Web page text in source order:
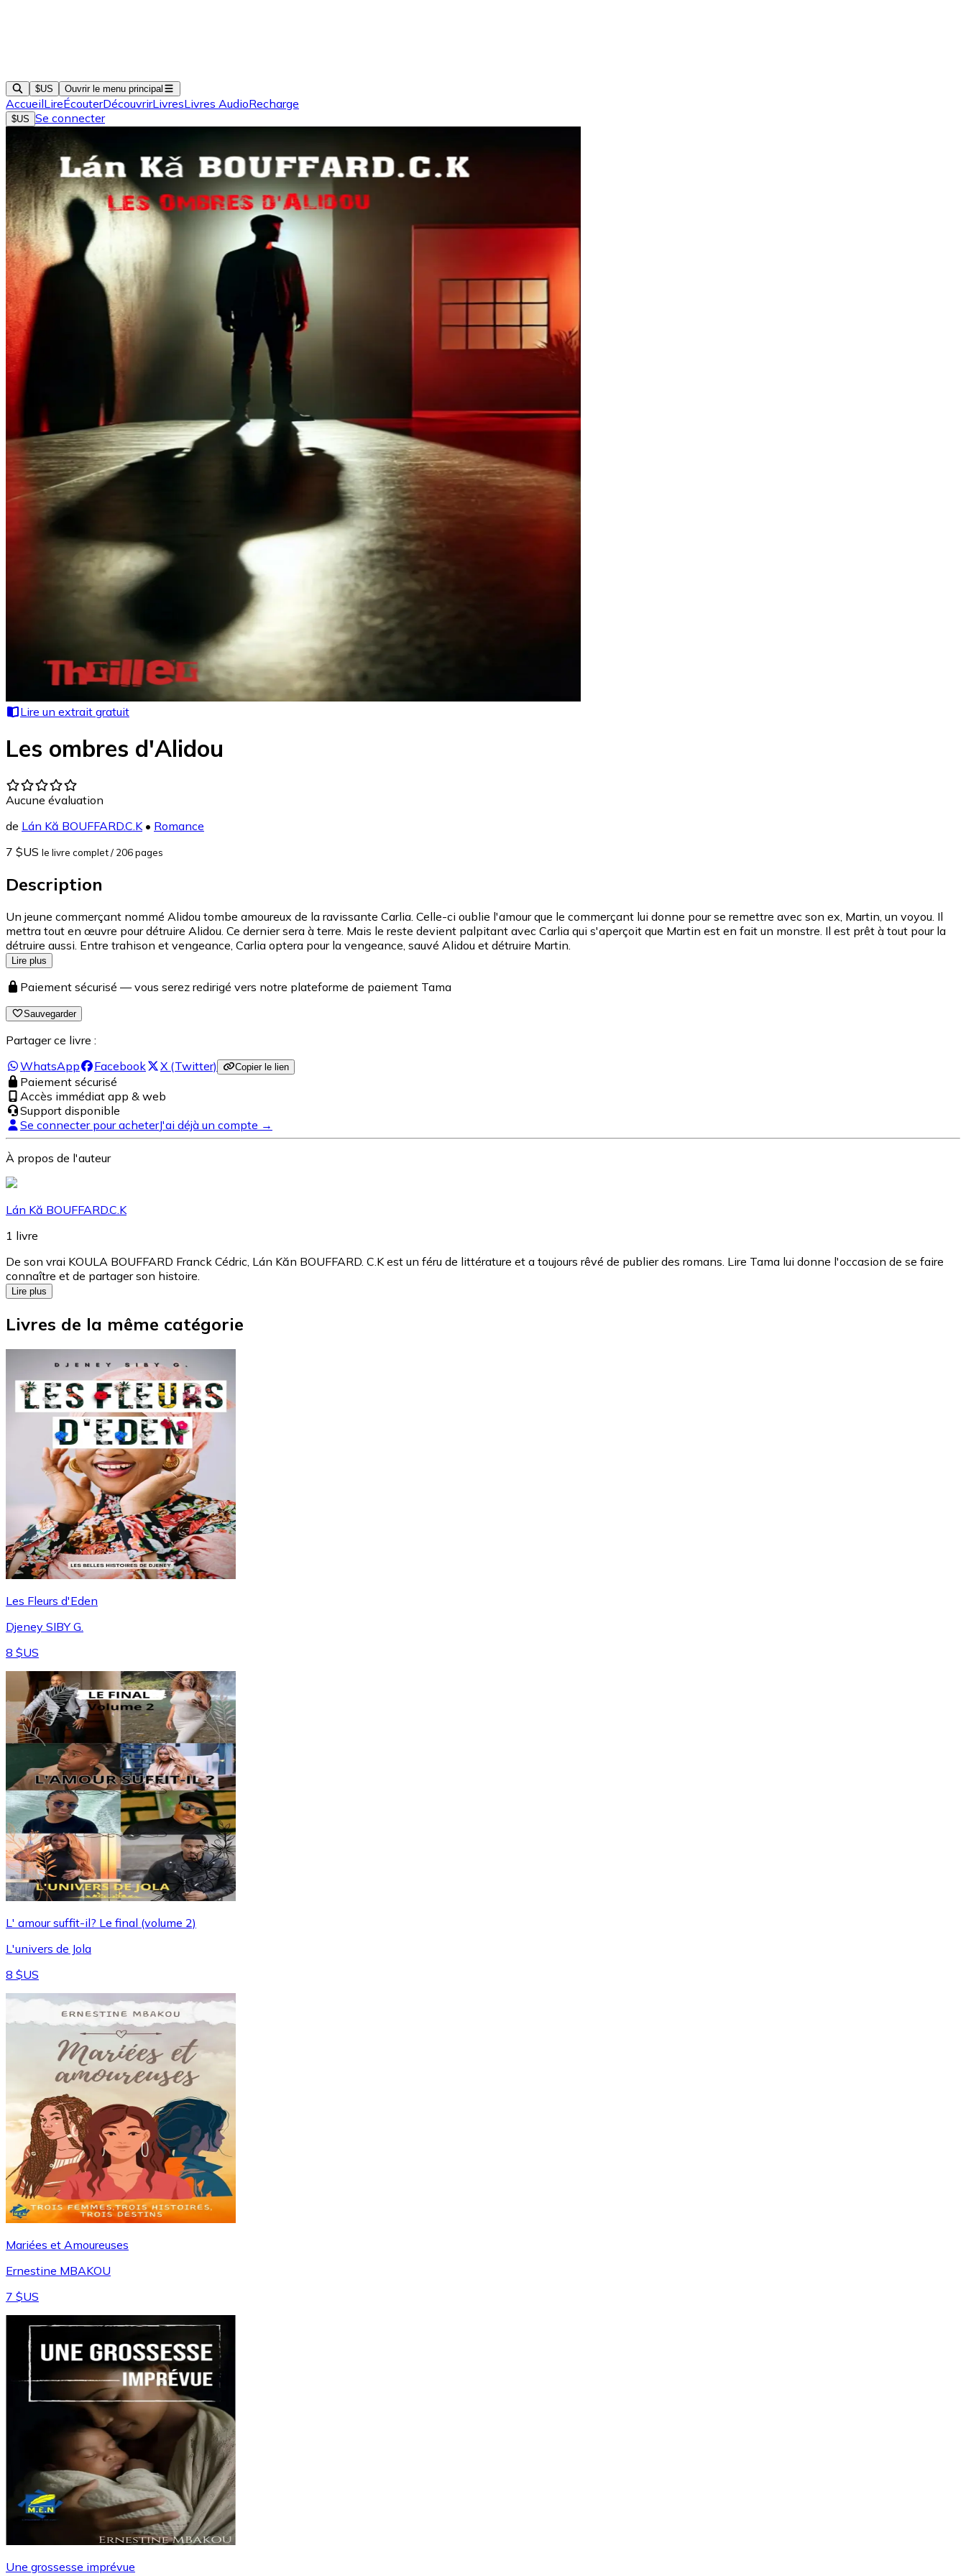
$US Ouvrir le menu principal
AccueilLireÉcouterDécouvrirLivresLivres AudioRecharge
$US Se connecter
Lire un extrait gratuit
Les ombres d'Alidou
Aucune évaluation
de Lán Kă BOUFFARD.C.K • Romance
7 $US le livre complet/ 206 pages
Description
Un jeune commerçant nommé Alidou tombe amoureux de la ravissante Carlia. Celle-ci oublie l'amour que le commerçant lui donne pour se remettre avec son ex, Martin, un voyou. Il
mettra tout en œuvre pour détruire Alidou. Ce dernier sera à terre. Mais le reste devient palpitant avec Carlia qui s'aperçoit que Martin est en fait un monstre. Il est prêt à tout pour la
détruire aussi. Entre trahison et vengeance, Carlia optera pour la vengeance, sauvé Alidou et détruire Martin.
Lire plus
Paiement sécurisé — vous serez redirigé vers notre plateforme de paiement Tama
Sauvegarder
Partager ce livre :
WhatsApp
Facebook X (Twitter) Copier le lien
Paiement sécurisé
Accès immédiat app & web
Support disponible
Se connecter pour acheterJ'ai déjà un compte →
À propos de l'auteur
Lán Kă BOUFFARD.C.K
1 livre
De son vrai KOULA BOUFFARD Franck Cédric, Lán Kăn BOUFFARD. C.K est un féru de littérature et a toujours rêvé de publier des romans. Lire Tama lui donne l'occasion de se faire
connaître et de partager son histoire.
Lire plus
Livres de la même catégorie
Les Fleurs d'Eden
Djeney SIBY G.
8 $US
L' amour suffit-il? Le final (volume 2)
L'univers de Jola
8 $US
Mariées et Amoureuses
Ernestine MBAKOU
7 $US
Une grossesse imprévue